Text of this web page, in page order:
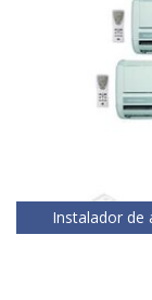
Instalador de